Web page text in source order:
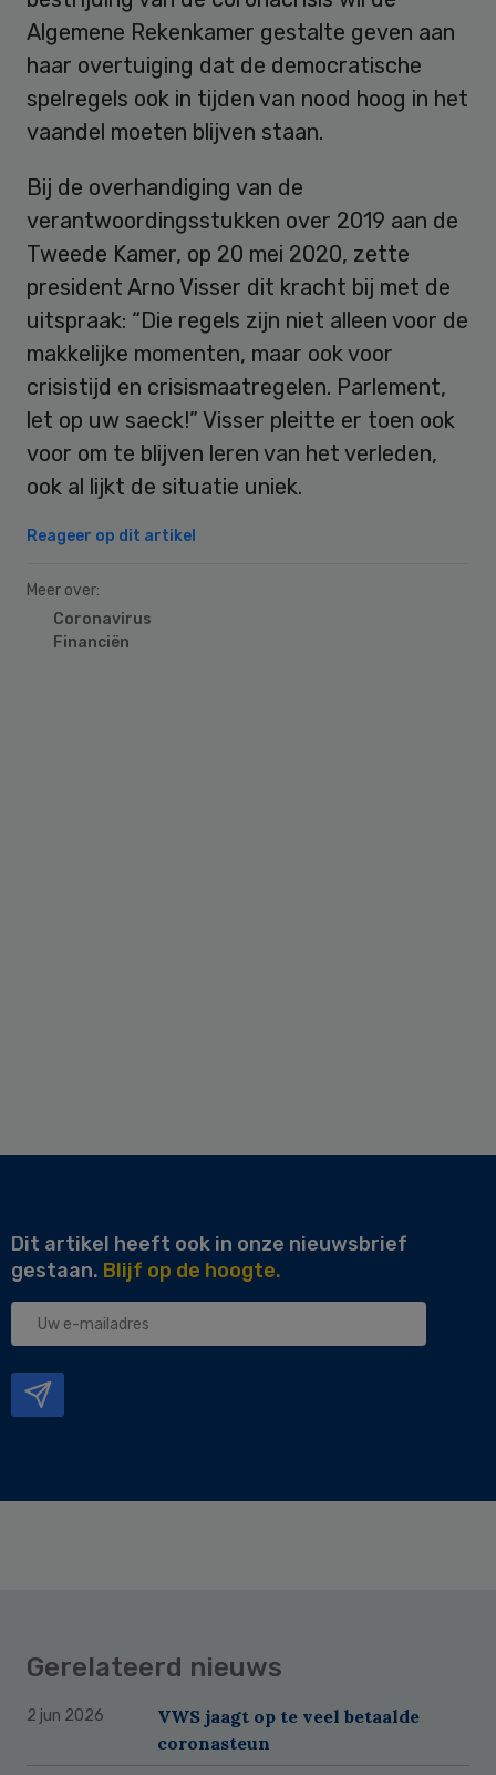
Algemene Rekenkamer gestalte geven aan
haar overtuiging dat de democratische
spelregels ook in tijden van nood hoog in het
vaandel moeten blijven staan.
Bij de overhandiging van de
verantwoordingsstukken over 2019 aan de
Tweede Kamer, op 20 mei 2020, zette
president Arno Visser dit kracht bij met de
uitspraak: “Die regels zijn niet alleen voor de
makkelijke momenten, maar ook voor
crisistijd en crisismaatregelen. Parlement,
let op uw saeck!” Visser pleitte er toen ook
voor om te blijven leren van het verleden,
ook al lijkt de situatie uniek.
Reageer op dit artikel
Meer over:
Coronavirus
Financiën
Dit artikel heeft ook in onze nieuwsbrief
gestaan. Blijf op de hoogte.
Uw
Gerelateerd nieuws
2 jun 2026
VWS jaagt op te veel betaalde
coronasteun